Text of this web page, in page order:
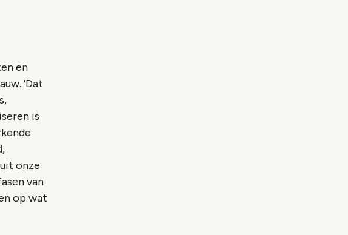
en
'Dat
is
onze
van
op wat